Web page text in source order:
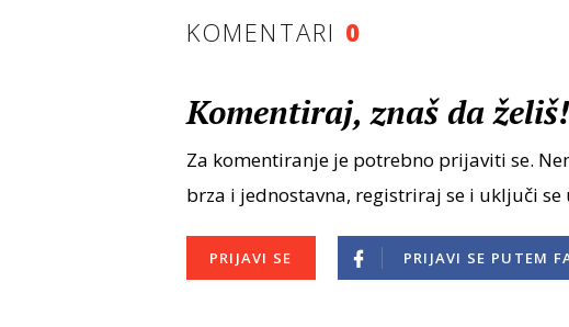
KOMENTARI 0
Komentiraj, znaš da želiš!
Za komentiranje je potrebno prijaviti se.
brza i jednostavna, registriraj se i uključi se
PRIJAVI SE PRIJAVI SE PUTEM